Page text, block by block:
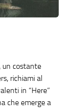
un costante
richiami al
in “Here”
che emerge a